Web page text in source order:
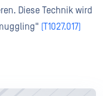
Diese Technik wird
(T1027.017)